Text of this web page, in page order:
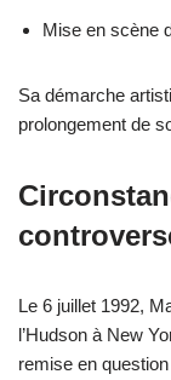
Mise en scène
Sa démarche
prolongement de
Le 6 juillet 1992,
l’Hudson à New
remise en